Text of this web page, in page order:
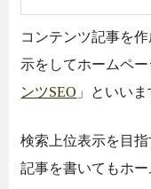
コンテンツ記事を
示をしてホームペ
ンツSEO 」といいま
検索上位表示を目
記事を書いてもホ